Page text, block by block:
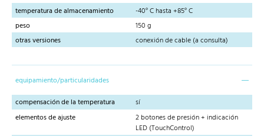
temperatura de almacenamiento
-40° C hasta +85° C
peso
150 g
otras versiones
conexión de cable (a consulta)
equipamiento/particularidades
compensación de la temperatura
sí
elementos de ajuste
2 botones de presión + indicación
LED (TouchControl)